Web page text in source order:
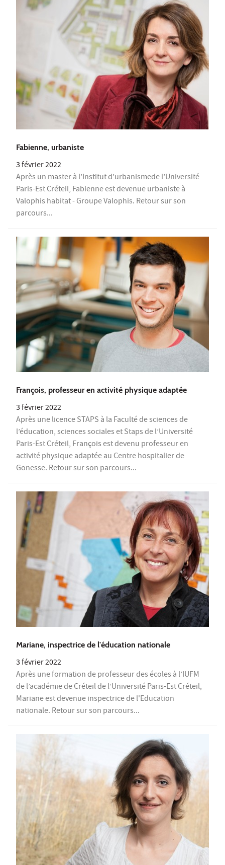
Fabienne, urbaniste
3 février 2022
Après un master à l’Institut d’urbanismede l’Université
Paris-Est Créteil, Fabienne est devenue urbaniste à
Valophis habitat - Groupe Valophis. Retour sur son
parcours...
François, professeur en activité physique adaptée
3 février 2022
Après une licence STAPS à la Faculté de sciences de
l’éducation, sciences sociales et Staps de l’Université
Paris-Est Créteil, François est devenu professeur en
activité physique adaptée au Centre hospitalier de
Gonesse. Retour sur son parcours...
Mariane, inspectrice de l'éducation nationale
3 février 2022
Après une formation de professeur des écoles à l’IUFM
de l’académie de Créteil de l’Université Paris-Est Créteil,
Mariane est devenue inspectrice de l'Education
nationale. Retour sur son parcours...